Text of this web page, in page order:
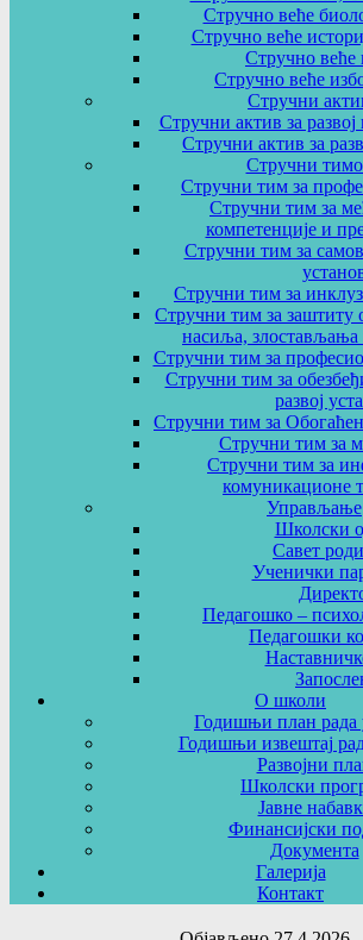
Стручно веће
Стручно веће
Стручно веће
Стручно веће
Стручни
Стручни актив за
Стручни актив за
Стручни
Стручни тим за
Стручни тим за
компетенције и
Стручни тим за
Стручни тим за
Стручни тим за заштиту
насиља,
Стручни тим за
Стручни тим за
развој
Стручни тим за
Стручни тим за
Стручни тим за
комуникационе
Управљање
Школски
Савет
Ученички
Педагошко –
Педагошки
О школи
Годишњи план рада
Годишњи извештај
Развојни
Школски
Јавне
Финансијски
Документа
Галерија
Контакт